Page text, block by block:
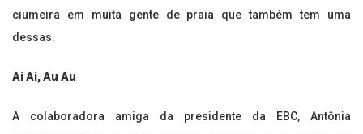
ciumeira em muita gente de praia que também tem uma
dessas.
Ai Ai, Au Au
A colaboradora amiga da presidente da EBC, Antônia